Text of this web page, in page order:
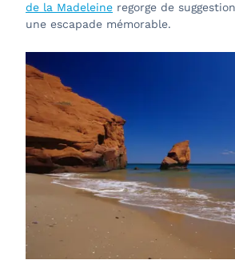
de la Madeleine regorge de
une escapade mémorable.